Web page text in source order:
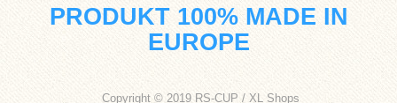
PRODUKT 100% MADE IN
EUROPE
Copyright © 2019 RS-CUP / XL Shops